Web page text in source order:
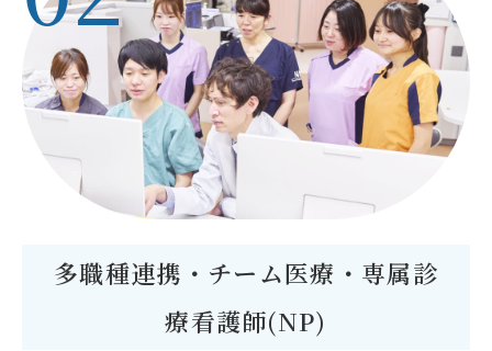
多職種連携・チーム医療・専属診
療看護師(NP)